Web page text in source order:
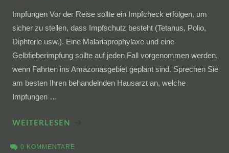
Impfungen Vor der Reise sollte ein Impfcheck erfolgen, um
sicher zu stellen, dass Impfschutz besteht (Tetanus, Polio,
Diphterie usw.). Eine Malariaprophylaxe und eine
Gelbfieberimpfung sollte auf jeden Fall vorgenommen werden,
wenn Fahrten ins Amazonasgebiet geplant sind. Sprechen Sie
am besten Ihren behandelnden Hausarzt an, welche
Impfungen …
WEITERLESEN
0 KOMMENTARE